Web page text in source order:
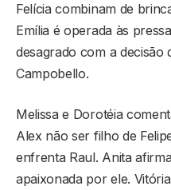
Felícia combinam de
Emília é operada às
desagrado com a decisão
Campobello.
Melissa e Dorotéia
Alex não ser filho de
enfrenta Raul. Anita
apaixonada por ele.